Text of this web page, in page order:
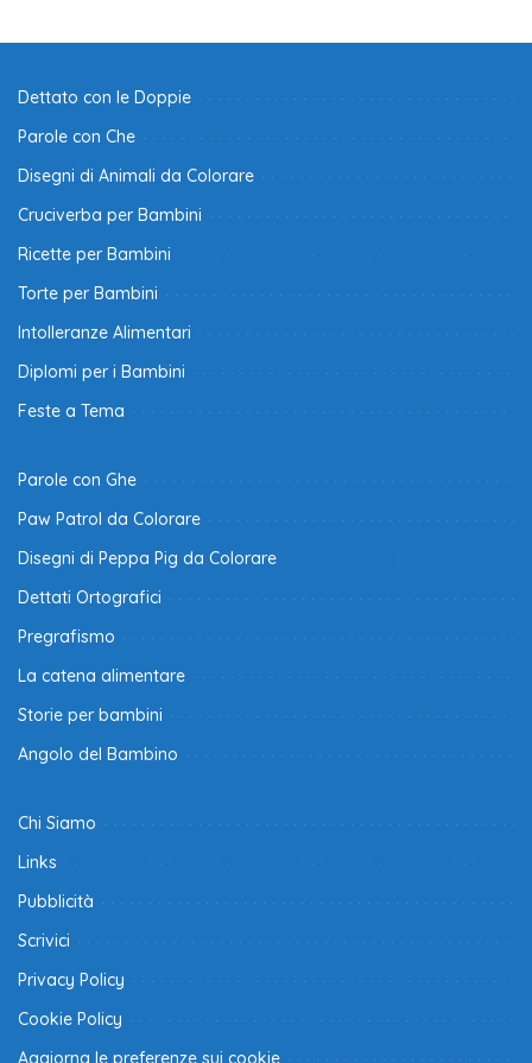
Dettato con le Doppie
Parole con Che
Disegni di Animali da Colorare
Cruciverba per Bambini
Ricette per Bambini
Torte per Bambini
Intolleranze Alimentari
Diplomi per i Bambini
Feste a Tema
Parole con Ghe
Paw Patrol da Colorare
Disegni di Peppa Pig da Colorare
Dettati Ortografici
Pregrafismo
La catena alimentare
Storie per bambini
Angolo del Bambino
Chi Siamo
Links
Pubblicità
Scrivici
Privacy Policy
Cookie Policy
Aggiorna le preferenze sui cookie